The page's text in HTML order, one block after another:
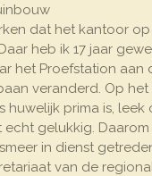
dat het kantoor
heb ik 17 jaar
het Proefstation aan
veranderd. Op
huwelijk prima is, leek
gelukkig. Daarom
in dienst
van de